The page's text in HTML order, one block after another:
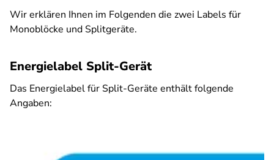
Wir erklären Ihnen im Folgenden die zwei Labels für
Monoblöcke und Splitgeräte.
Energielabel Split-Gerät
Das Energielabel für Split-Geräte enthält folgende
Angaben: